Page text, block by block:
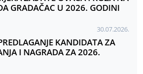
GRADAČAC U 2026. GODINI
30.07.2026.
KANDIDATA ZA
I NAGRADA ZA 2026.